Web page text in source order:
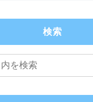
検索